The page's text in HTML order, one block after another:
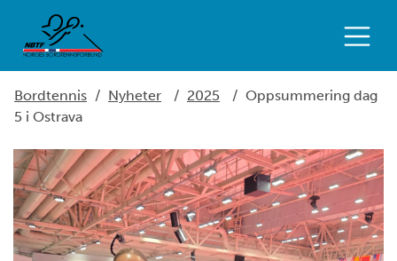
Bordtennis / Nyheter / 2025 / Oppsummering dag
5 i Ostrava